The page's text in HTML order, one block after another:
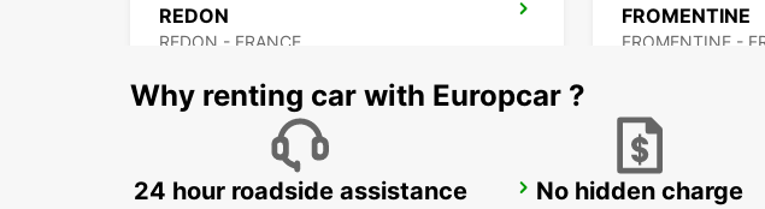
REDON
REDON - FRANCE
FROMENTINE
FROMENTINE -
FROMENTINE HELIPORT NANTES
Why renting car with Europcar ?
24 hour roadside assistance No hidden charge